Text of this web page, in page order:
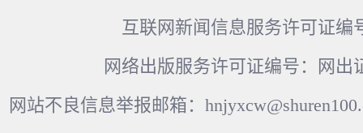
互联网新闻信息服务许可证编
网络出版服务许可证编号：网出
网站不良信息举报邮箱：